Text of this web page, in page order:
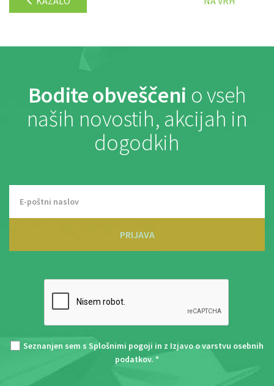
Bodite obveščeni o vseh
naših novostih, akcijah in
dogodkih
PRIJAVA
Seznanjen sem s Splošnimi pogoji in z Izjavo o varstvu osebnih
podatkov. *